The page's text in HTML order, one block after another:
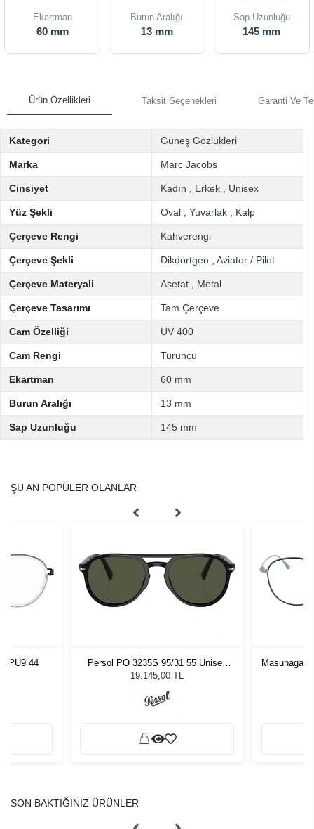
Ekartman
60 mm
Burun Aralığı
13 mm
Sap Uzunluğu
145 mm
Ürün Özellikleri Taksit Seçenekleri Garanti Ve
Kategori Güneş Gözlükleri
Marka Marc Jacobs
Cinsiyet Kadın Erkek Unisex
Yüz Şekli Oval Yuvarlak Kalp
Çerçeve Rengi Kahverengi
Çerçeve Şekli Dikdörtgen Aviator / Pilot
Çerçeve Materyali Asetat Metal
Çerçeve Tasarımı Tam Çerçeve
Cam Özelliği UV 400
Cam Rengi Turuncu
Ekartman 60 mm
Burun Aralığı 13 mm
Sap Uzunluğu 145 mm
ŞU AN POPÜLER OLANLAR
PU9 44
Persol PO 3235S 95/31 55 Unisex
Güneş Gözlüğü
19.145,00 TL
Masunaga
SON BAKTIĞINIZ ÜRÜNLER